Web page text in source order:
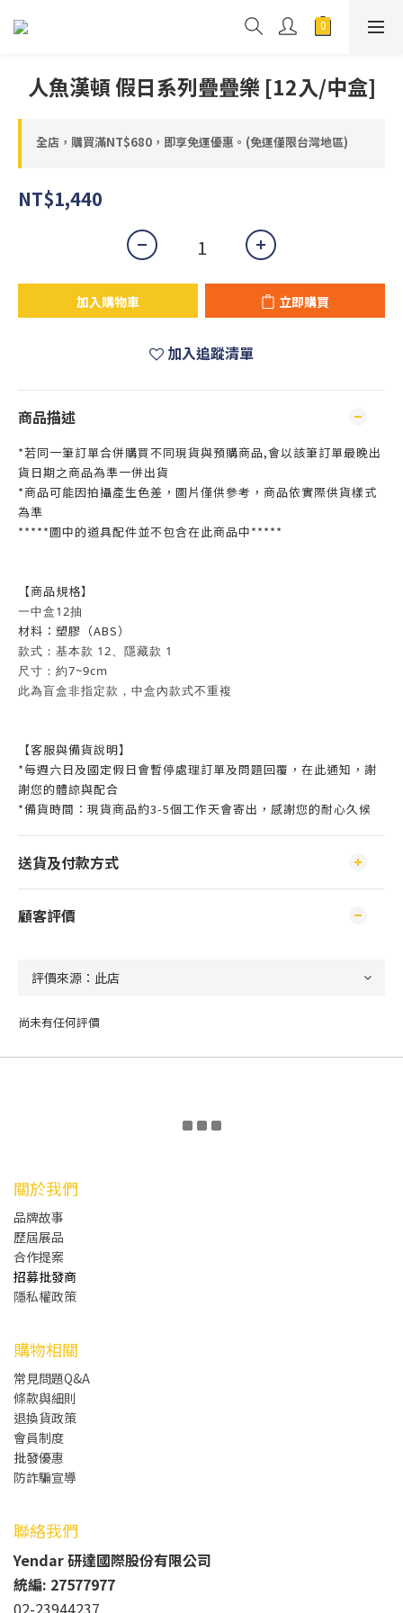
人魚漢頓 假日系列疊疊樂 [12入/中盒]
全店，購買滿NT$680，即享免運優惠。(免運僅限台灣地區)
NT$1,440
加入購物車 立即購買
加入追蹤清單
商品描述
*若同一筆訂單合併購買不同現貨與預購商品,會以該筆訂單最晚出
貨日期之商品為準一併出貨
*商品可能因拍攝產生色差，圖片僅供參考，商品依實際供貨樣式
為準
*****圖中的道具配件並不包含在此商品中*****
【商品規格】
一中盒12抽
材料：塑膠（ABS）
款式：基本款 12、隱藏款 1
尺寸：約7~9cm
此為盲盒非指定款，中盒內款式不重複
【客服與備貨說明】
*每週六日及國定假日會暫停處理訂單及問題回覆，在此通知，謝
謝您的體諒與配合
*備貨時間：現貨商品約3-5個工作天會寄出，感謝您的耐心久候
送貨及付款方式
顧客評價
尚未有任何評價
關於我們
品牌故事
歷屆展品
合作提案
招募批發商
隱私權政策
購物相關
常見問題Q&A
條款與細則
退換貨政策
會員制度
批發優惠
防詐騙宣導
聯絡我們
Yendar 研達國際股份有限公司
統編: 27577977
02-23944237